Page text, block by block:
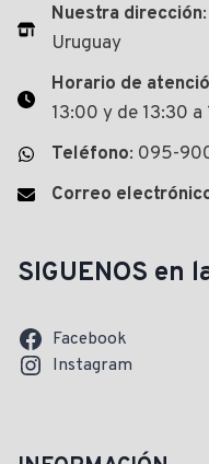
Nuestra dirección
Uruguay
Horario de
13:00 y de 13:30 a
Teléfono: 095-
Correo
SIGUENOS en
Facebook
Instagram